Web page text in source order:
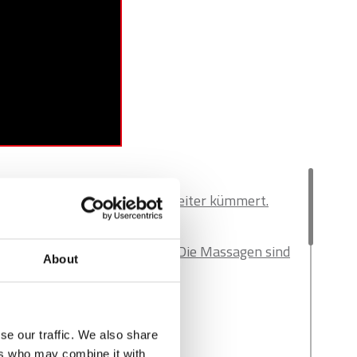
About
our traffic. We also share
who may combine it with
so sehr um seine Mitarbeiter kümmert.
und gefällt mir sehr gut. Die Massagen sind
Metalliche